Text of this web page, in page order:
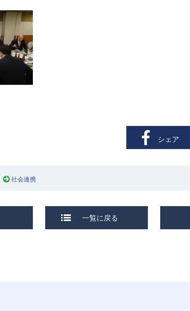
シェア
社会連携
一覧に戻る